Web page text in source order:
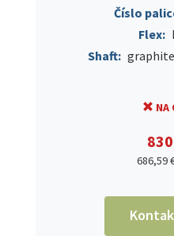
Číslo
Flex:
Shaft:
NA
686,59